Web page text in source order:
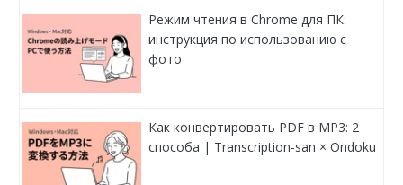
Режим чтения в Chrome для ПК:
инструкция по использованию с
фото
Как конвертировать PDF в MP3: 2
способа | Transcription-san × Ondoku